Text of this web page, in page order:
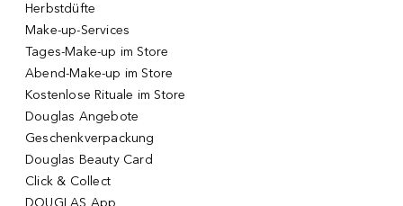
Herbstdüfte
Make-up-Services
Tages-Make-up im Store
Abend-Make-up im Store
Kostenlose Rituale im Store
Douglas Angebote
Geschenkverpackung
Douglas Beauty Card
Click & Collect
DOUGLAS App